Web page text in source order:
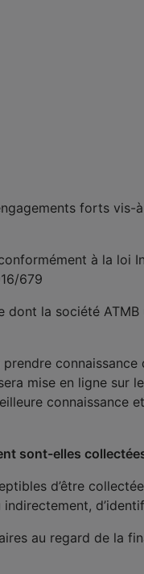
forts
à la
679
la société
mise en ligne sur
connaissance
sont-elles
d’être
au regard de la